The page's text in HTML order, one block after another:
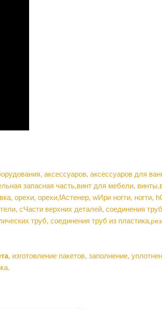
аксессуаров, аксессуаров для
запасная часть,винт для мебели, винты,
, орехи, орехи,fАстенер, wИри ногти, ногти, h
, cЧасти верхних деталей, соединения труб
труб, соединения труб из пластика,
, изготовление пакетов, заполнение,
.